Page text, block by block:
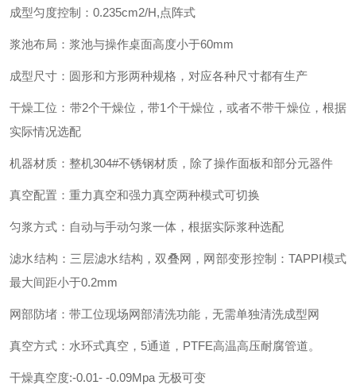
成型匀度控制：0.235cm2/H,点阵式
浆池布局：浆池与操作桌面高度小于60mm
成型尺寸：圆形和方形两种规格，对应各种尺寸都有生产
干燥工位：带2个干燥位，带1个干燥位，或者不带干燥位，根据
实际情况选配
机器材质：整机304#不锈钢材质，除了操作面板和部分元器件
真空配置：重力真空和强力真空两种模式可切换
匀浆方式：自动与手动匀浆一体，根据实际浆种选配
滤水结构：三层滤水结构，双叠网，网部变形控制：TAPPI模式
最大间距小于0.2mm
网部防堵：带工位现场网部清洗功能，无需单独清洗成型网
真空方式：水环式真空，5通道，PTFE高温高压耐腐管道。
干燥真空度:-0.01- -0.09Mpa 无极可变